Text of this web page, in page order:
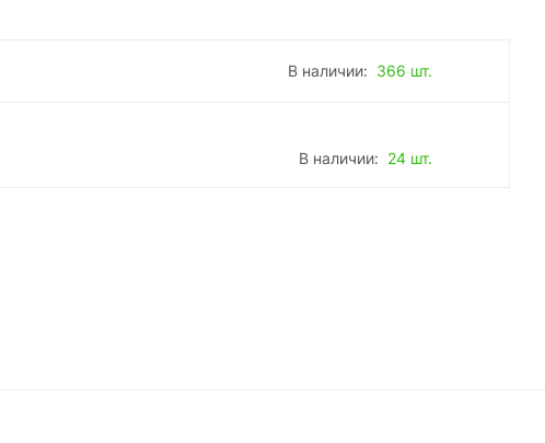
В наличии: 366 шт.
В наличии: 24 шт.